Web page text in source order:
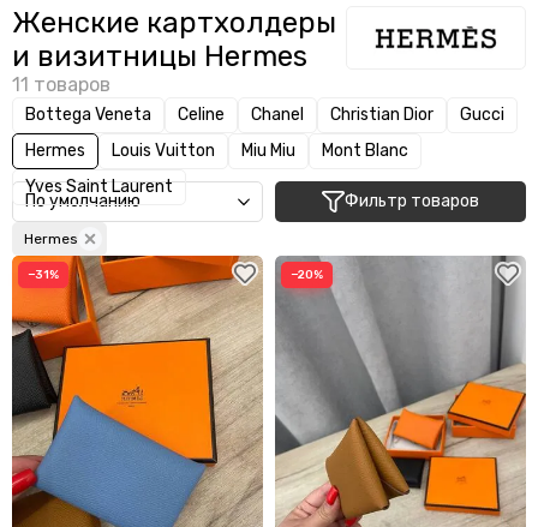
Кошельки
Меховые
На ремне
Обложки для документов
Папки
Поясные
Рюкзаки и портфели
С ручками
Спортивные
Через плечо
Шопперы
Эксклюзивные
Женские картхолдеры
и визитницы Hermes
Bottega Veneta Celine Chanel Christian Dior
Gucci
Hermes
Louis Vuitton Miu Miu
Mont Blanc
Yves Saint Laurent
Фильтр товаров
Hermes
−31% −20%